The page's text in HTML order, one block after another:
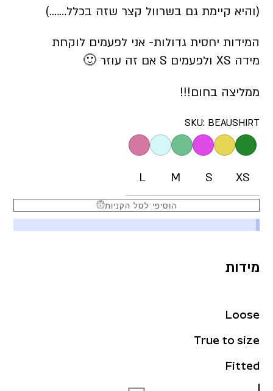
(והיא קיימת גם בשרוול קצר שזה בכלל…….)
המידות יחסית גדולות- אני לפעמים לוקחת
מידה XS ולפעמים S אם זה עוזר 🙂
ממליצה בחום!!!
SKU: BEAUSHIRT
XS
S
M
L
הוסיפי לסל הקניות
מידות
Loose
True to size
Fitted